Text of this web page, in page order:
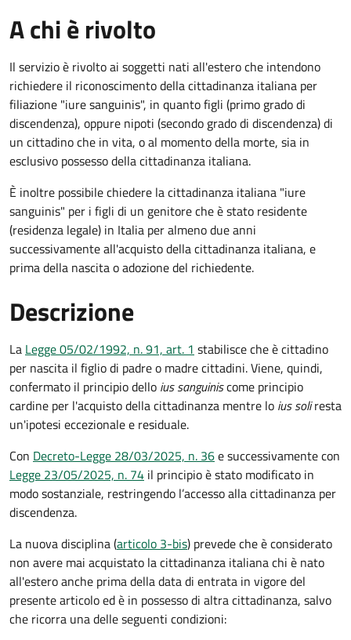
A chi è rivolto
Il servizio è rivolto ai soggetti nati all'estero che intendono
richiedere il riconoscimento della cittadinanza italiana per
filiazione "iure sanguinis", in quanto figli (primo grado di
discendenza), oppure nipoti (secondo grado di discendenza) di
un cittadino che in vita, o al momento della morte, sia in
esclusivo possesso della cittadinanza italiana.
È inoltre possibile chiedere la cittadinanza italiana "iure
sanguinis" per i figli di un genitore che è stato residente
(residenza legale) in Italia per almeno due anni
successivamente all'acquisto della cittadinanza italiana, e
prima della nascita o adozione del richiedente.
Descrizione
La Legge 05/02/1992, n. 91, art. 1 stabilisce che è cittadino
per nascita il figlio di padre o madre cittadini. Viene, quindi,
confermato il principio dello ius sanguiniscome principio
cardine per l'acquisto della cittadinanza mentre lo ius soliresta
un'ipotesi eccezionale e residuale.
Con Decreto-Legge 28/03/2025, n. 36e successivamente con
Legge 23/05/2025, n. 74 il principio è stato modificato in
modo sostanziale, restringendo l’accesso alla cittadinanza per
discendenza.
La nuova disciplina (articolo 3-bis) prevede cheèconsiderato
non avere mai acquistato la cittadinanza italiana chi è nato
all'estero anche prima della data di entrata in vigore del
presente articolo ed è in possesso di altra cittadinanza, salvo
che ricorra una delle seguenti condizioni: